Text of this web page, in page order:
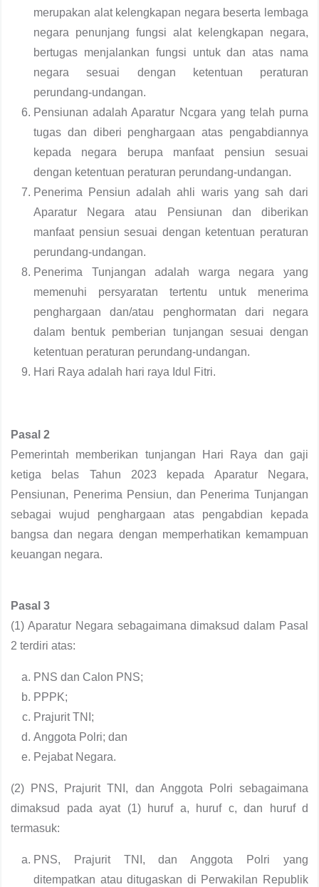
merupakan alat kelengkapan negara beserta lembaga
negara penunjang fungsi alat kelengkapan negara,
bertugas menjalankan fungsi untuk dan atas nama
negara sesuai dengan ketentuan peraturan
perundang-undangan.
Pensiunan adalah Aparatur Ncgara yang telah purna
tugas dan diberi penghargaan atas pengabdiannya
kepada negara berupa manfaat pensiun sesuai
dengan ketentuan peraturan perundang-undangan.
Penerima Pensiun adalah ahli waris yang sah dari
Aparatur Negara atau Pensiunan dan diberikan
manfaat pensiun sesuai dengan ketentuan peraturan
perundang-undangan.
Penerima Tunjangan adalah warga negara yang
memenuhi persyaratan tertentu untuk menerima
penghargaan dan/atau penghormatan dari negara
dalam bentuk pemberian tunjangan sesuai dengan
ketentuan peraturan perundang-undangan.
Hari Raya adalah hari raya Idul Fitri.
Pasal 2
Pemerintah memberikan tunjangan Hari Raya dan gaji
ketiga belas Tahun 2023 kepada Aparatur Negara,
Pensiunan, Penerima Pensiun, dan Penerima Tunjangan
sebagai wujud penghargaan atas pengabdian kepada
bangsa dan negara dengan memperhatikan kemampuan
keuangan negara.
Pasal 3
(1) Aparatur Negara sebagaimana dimaksud dalam Pasal
2 terdiri atas:
PNS dan Calon PNS;
PPPK;
Prajurit TNI;
Anggota Polri; dan
Pejabat Negara.
(2) PNS, Prajurit TNI, dan Anggota Polri sebagaimana
dimaksud pada ayat (1) huruf a, huruf c, dan huruf d
termasuk:
PNS, Prajurit TNI, dan Anggota Polri yang
ditempatkan atau ditugaskan di Perwakilan Republik